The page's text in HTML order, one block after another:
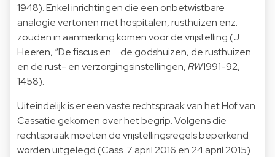
1948). Enkel inrichtingen die een onbetwistbare
analogie vertonen met hospitalen, rusthuizen enz.
zouden in aanmerking komen voor de vrijstelling (J.
Heeren, “De fiscus en … de godshuizen, de rusthuizen
en de rust- en verzorgingsinstellingen,RW1991-92,
1458).
Uiteindelijk is er een vaste rechtspraak van het Hof van
Cassatie gekomen over het begrip. Volgens die
rechtspraak moeten de vrijstellingsregels beperkend
worden uitgelegd (Cass. 7 april 2016 en 24 april 2015).